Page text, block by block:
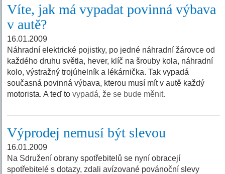
Víte, jak má vypadat povinná výbava
v autě?
16.01.2009
Náhradní elektrické pojistky, po jedné náhradní žárovce od
každého druhu světla, hever, klíč na šrouby kola, náhradní
kolo, výstražný trojúhelník a lékárnička. Tak vypadá
současná povinná výbava, kterou musí mít v autě každý
motorista. A teď tovypadá, že se bude měnit.
Výprodej nemusí být slevou
16.01.2009
Na Sdružení obrany spotřebitelů se nyní obracejí
spotřebitelé s dotazy, zdali avízované povánoční slevy